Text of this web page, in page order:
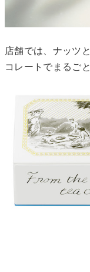
店舗では、ナッツ
コレートでまるご